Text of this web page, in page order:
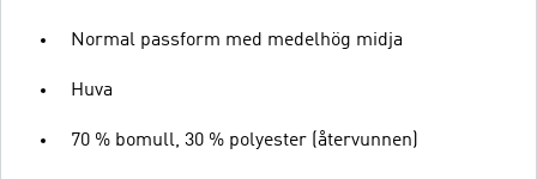
Normal passform med medelhög midja
Huva
70 % bomull, 30 % polyester (återvunnen)